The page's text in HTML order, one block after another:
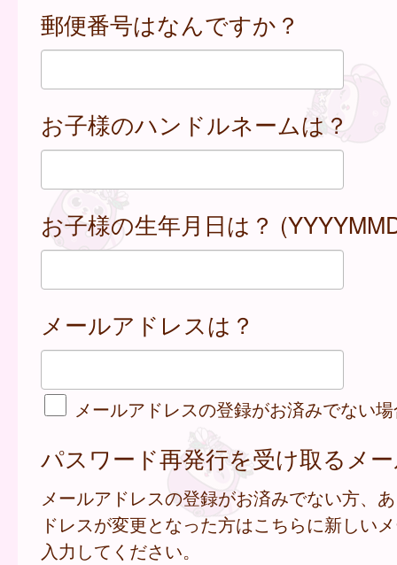
郵便番号はなんですか？
お子様のハンドルネームは？
お子様の生年月日は？
メールアドレスは？
メールアドレスの登録がお済みでない
パスワード再発行を受け取るメ
メールアドレスの登録がお済みでない方、
ドレスが変更となった方はこちらに新しい
入力してください。